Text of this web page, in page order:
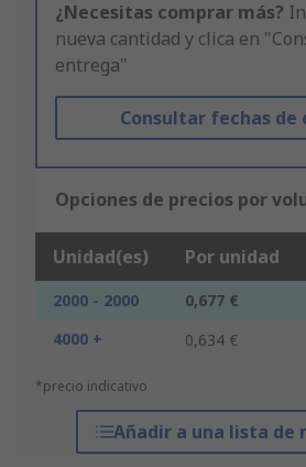
¿Necesitas comprar más?
nueva cantidad y clica en
entrega"
Consultar fechas de
Opciones de precios por
Unidad(es) Por unidad
2000 - 2000 0,677 €
4000 +
0,634 €
*precio indicativo
Añadir a una lista de